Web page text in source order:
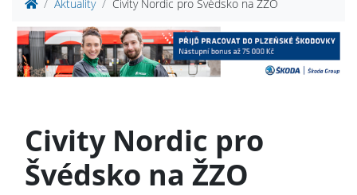
Aktuality Civity Nordic pro Švédsko na ŽZO
Civity Nordic pro
Švédsko na ŽZO